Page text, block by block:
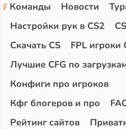
Команды Новости
Настройки рук в CS2
Скачать CS
FPL игроки
Лучшие CFG по
Конфиги про игроков
Кфг блогеров и про
Рейтинг сайтов